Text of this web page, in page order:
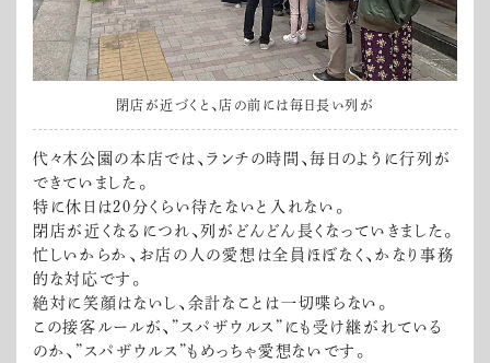
閉店が近づくと、店の前には毎日長い列が
代々木公園の本店では、ランチの時間、毎日のように行列が
できていました。
特に休日は20分くらい待たないと入れない。
閉店が近くなるにつれ、列がどんどん長くなっていきました。
忙しいからか、お店の人の愛想は全員ほぼなく、かなり事務
的な対応です。
絶対に笑顔はないし、余計なことは一切喋らない。
この接客ルールが、”スパザウルス”にも受け継がれている
のか、”スパザウルス”もめっちゃ愛想ないです。